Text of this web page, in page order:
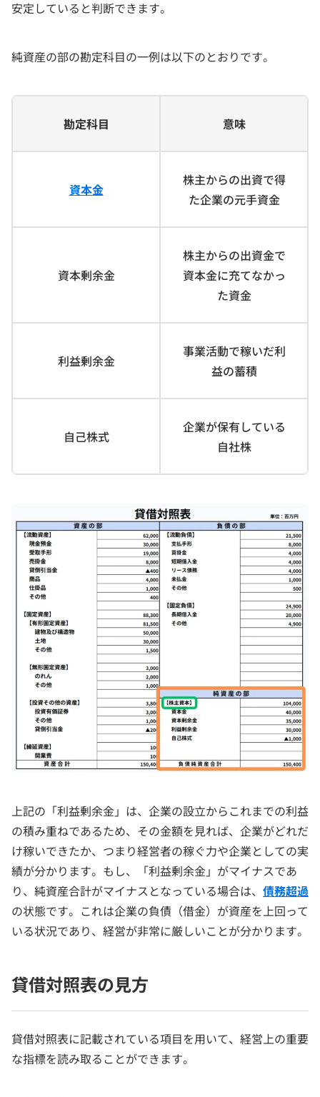
安定していると判断できます。
純資産の部の勘定科目の一例は以下のとおりです。
勘定科目 意味
資本金
株主からの出資で得
た企業の元手資金
資本剰余金
株主からの出資金で
資本金に充てなかっ
た資金
利益剰余金
事業活動で稼いだ利
益の蓄積
自己株式
企業が保有している
自社株
上記の「利益剰余金」は、企業の設立からこれまでの利益
の積み重ねであるため、その金額を見れば、企業がどれだ
け稼いできたか、つまり経営者の稼ぐ力や企業としての実
績が分かります。もし、「利益剰余金」がマイナスであ
り、純資産合計がマイナスとなっている場合は、 債務超過
の状態です。これは企業の負債（借金）が資産を上回って
いる状況であり、経営が非常に厳しいことが分かります。
貸借対照表の見方
貸借対照表に記載されている項目を用いて、経営上の重要
な指標を読み取ることができます。